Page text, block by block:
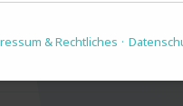
(m/w/d)
& Rechtliches